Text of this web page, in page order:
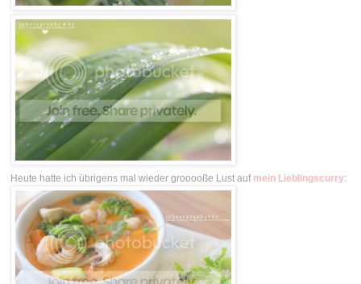
Heute hatte ich übrigens mal wieder grooooße Lust auf mein Lieblingscurry: